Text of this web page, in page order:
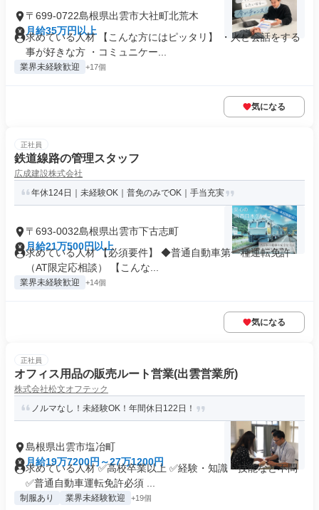
〒699-0722島根県出雲市大社町北荒木
月給35万円以上
求めている人材 【こんな方にはピッタリ】 ・人と会話をする
事が好きな方 ・コミュニケー...
業界未経験歓迎 +17個
気になる
正社員
鉄道線路の管理スタッフ
広成建設株式会社
年休124日｜未経験OK｜普免のみでOK｜手当充実
〒693-0032島根県出雲市下古志町
月給21万500円以上
求めている人材 【必須要件】 ◆普通自動車第一種運転免許
（AT限定応相談） 【こんな...
業界未経験歓迎 +14個
気になる
正社員
オフィス用品の販売ルート営業(出雲営業所)
株式会社松文オフテック
ノルマなし！未経験OK！年間休日122日！
島根県出雲市塩冶町
月給19万7200円～27万1200円
求めている人材 ✅高校卒業以上 ✅経験・知識・技能など不問
✅普通自動車運転免許必須 ...
制服あり 業界未経験歓迎 +19個